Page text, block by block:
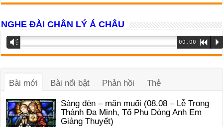
NGHE ĐÀI CHÂN LÝ Á CHÂU
Trình
phát
âm
Vm 00:00 R P
Bài mới Bài nổi bật Phản hồi Thẻ
Sáng đèn – mặn muối (08.08 – Lễ Trọng
Thánh Đa Minh, Tổ Phụ Dòng Anh Em
Giảng Thuyết)